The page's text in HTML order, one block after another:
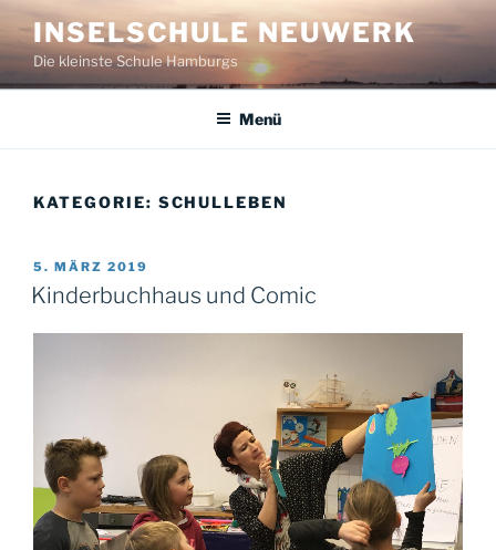
Zum
Inhalt
springen
INSELSCHULE NEUWERK
Die kleinste Schule Hamburgs
Menü
KATEGORIE: SCHULLEBEN
VERÖFFENTLICHT
AM
5. MÄRZ 2019
Kinderbuchhaus und Comic